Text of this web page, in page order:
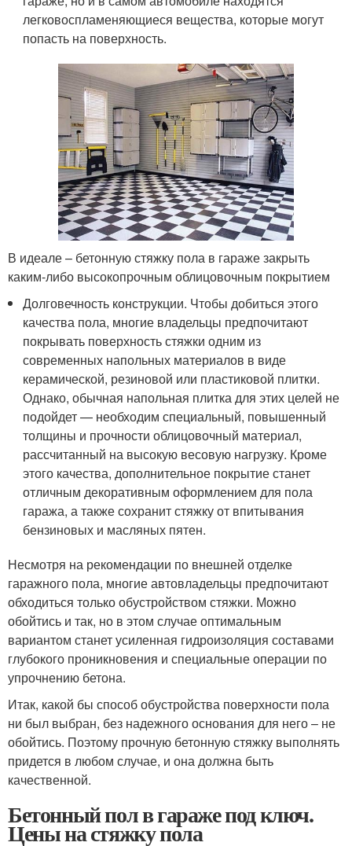
легковоспламеняющиеся вещества, которые могут
попасть на поверхность.
В идеале – бетонную стяжку пола в гараже закрыть
каким-либо высокопрочным облицовочным покрытием
Долговечность конструкции. Чтобы добиться этого
качества пола, многие владельцы предпочитают
покрывать поверхность стяжки одним из
современных напольных материалов в виде
керамической, резиновой или пластиковой плитки.
Однако, обычная напольная плитка для этих целей не
подойдет — необходим специальный, повышенный
толщины и прочности облицовочный материал,
рассчитанный на высокую весовую нагрузку. Кроме
этого качества, дополнительное покрытие станет
отличным декоративным оформлением для пола
гаража, а также сохранит стяжку от впитывания
бензиновых и масляных пятен.
Несмотря на рекомендации по внешней отделке
гаражного пола, многие автовладельцы предпочитают
обходиться только обустройством стяжки. Можно
обойтись и так, но в этом случае оптимальным
вариантом станет усиленная гидроизоляция составами
глубокого проникновения и специальные операции по
упрочнению бетона.
Итак, какой бы способ обустройства поверхности пола
ни был выбран, без надежного основания для него – не
обойтись. Поэтому прочную бетонную стяжку выполнять
придется в любом случае, и она должна быть
качественной.
Бетонный пол в гараже под ключ.
Цены на стяжку пола